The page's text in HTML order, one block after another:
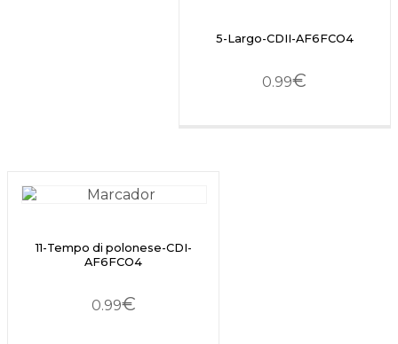
5-Largo-CDII-AF6FCO4
0.99€
11-Tempo di polonese-CDI-
AF6FCO4
0.99€